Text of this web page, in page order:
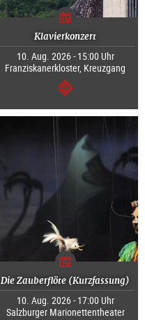
Klavierkonzert
10. Aug. 2026 - 15:00 Uhr
Franziskanerkloster, Kreuzgang
weiter
Die Zauberflöte (Kurzfassung)
10. Aug. 2026 - 17:00 Uhr
Salzburger Marionettentheater